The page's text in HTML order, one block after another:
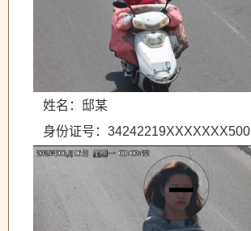
姓名：邸某
身份证号：34242219XXXXXXX500